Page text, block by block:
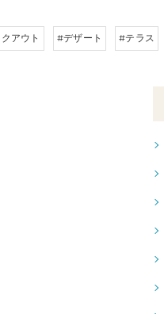
アウト #デザート #テラス